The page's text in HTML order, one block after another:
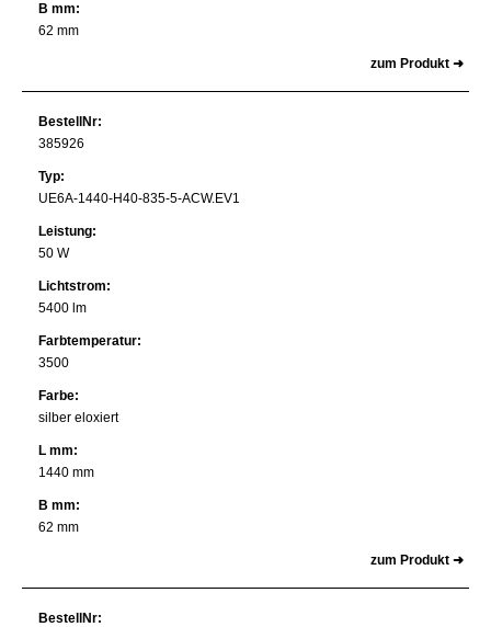
B mm:
62 mm
zum Produkt ➜
BestellNr:
385926
Typ:
UE6A-1440-H40-835-5-ACW.EV1
Leistung:
50 W
Lichtstrom:
5400 lm
Farbtemperatur:
3500
Farbe:
silber eloxiert
L mm:
1440 mm
B mm:
62 mm
zum Produkt ➜
BestellNr: